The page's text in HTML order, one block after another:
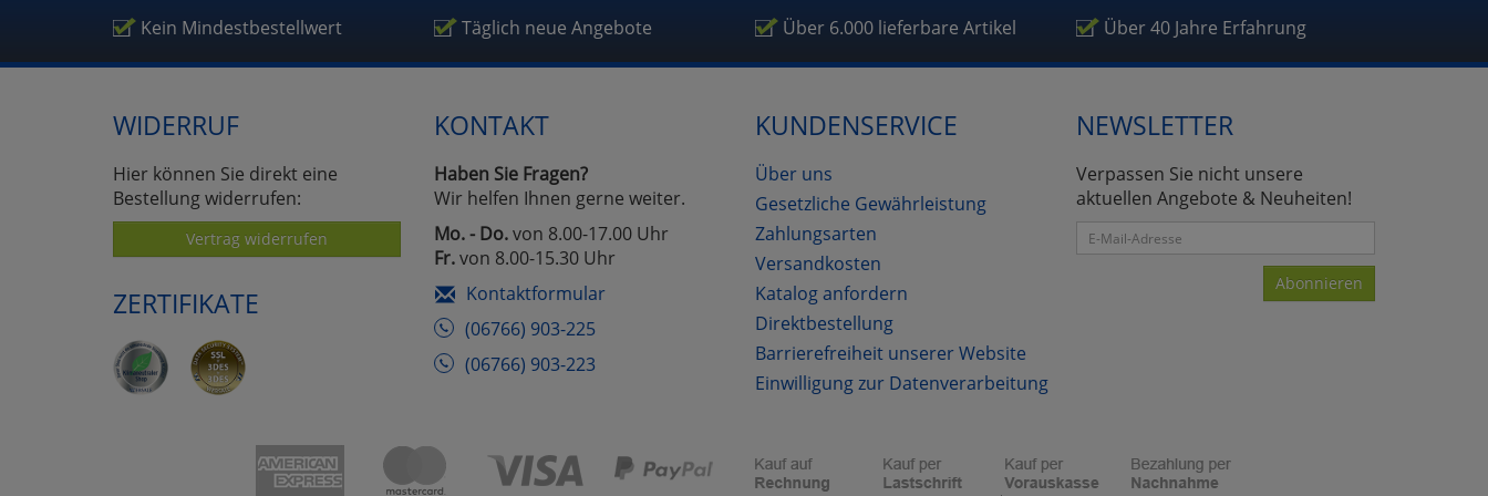
Kein Mindestbestellwert Täglich neue Angebote Über 6.000 lieferbare Artikel Über 40 Jahre Erfahrung
WIDERRUF
Hier können Sie direkt eine
Bestellung widerrufen:
Vertrag widerrufen
ZERTIFIKATE
KONTAKT
Haben Sie Fragen?
Wir helfen Ihnen gerne weiter.
Mo. - Do.von 8.00-17.00 Uhr
Fr.von 8.00-15.30 Uhr
Kontaktformular
(06766) 903-225
(06766) 903-223
KUNDENSERVICE
Über uns
Gesetzliche Gewährleistung
Zahlungsarten
Versandkosten
Katalog anfordern
Direktbestellung
Barrierefreiheit unserer Website
Einwilligung zur Datenverarbeitung
NEWSLETTER
Verpassen Sie nicht unsere
aktuellen Angebote & Neuheiten!
Abonnieren
zurückzu Haupptseite Zustimmung Datenverarbeitung (Seitenende)